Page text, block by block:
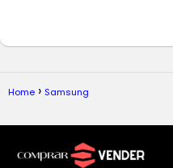
Home Samsung